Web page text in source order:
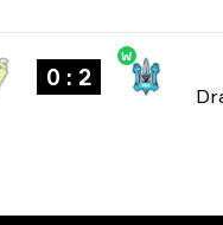
0 : 2
W